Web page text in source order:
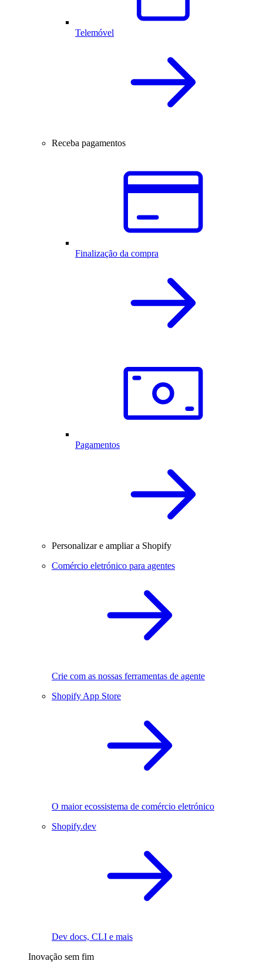
Telemóvel
Receba pagamentos
Finalização da compra
Pagamentos
Personalizar e ampliar a Shopify
Comércio eletrónico para agentes
Crie com as nossas ferramentas de agente
Shopify App Store
O maior ecossistema de comércio eletrónico
Shopify.dev
Dev docs, CLI e mais
Inovação sem fim